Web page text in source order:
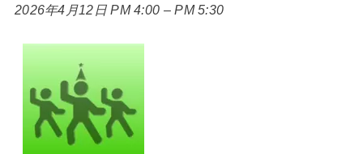
2026年4月12日 PM 4:00 –PM 5:30